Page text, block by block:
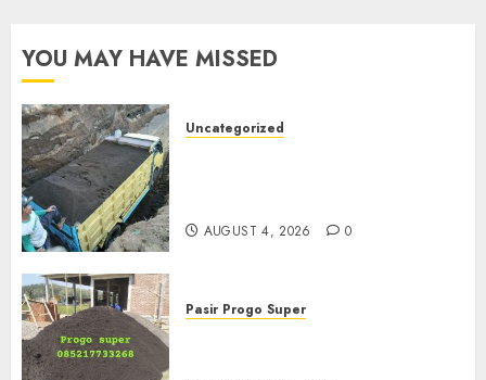
YOU MAY HAVE MISSED
Uncategorized
AUGUST 4, 2026 0
Pasir Progo Super